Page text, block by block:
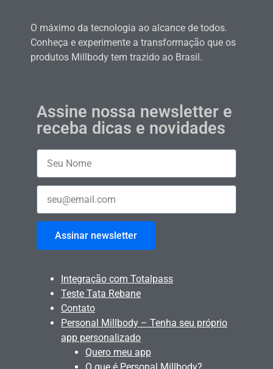
O máximo da tecnologia ao alcance de todos.
Conheça e experimente a transformação que os
produtos Millbody tem trazido ao Brasil.
Assine nossa newsletter e
receba dicas e novidades
Assinar newsletter
Integração com Totalpass
Teste Tata Rebane
Contato
Personal Millbody – Tenha seu próprio
app personalizado
Quero meu app